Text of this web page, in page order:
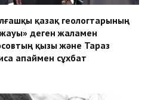
қазақ геологтарының
жауы» деген жаламен
қызы және Тараз
апаймен сұхбат